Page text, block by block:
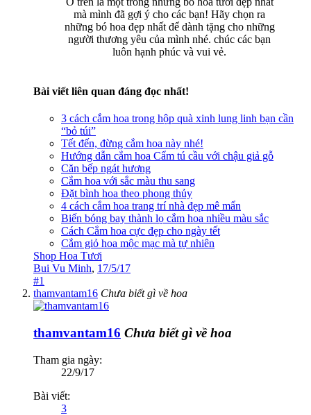
mà mình đã gợi ý cho các bạn! Hãy chọn ra
những bó hoa đẹp nhất để dành tặng cho những
người thương yêu của mình nhé. chúc các bạn
luôn hạnh phúc và vui vẻ.​
Bài viết liên quan đáng đọc nhất!
3 cách cắm hoa trong hộp quà xinh lung linh bạn cần
“bỏ túi”
Tết đến, đừng cắm hoa này nhé!
Hướng dẫn cắm hoa Cẩm tú cầu với chậu giả gỗ
Căn bếp ngát hương
Cắm hoa với sắc màu thu sang
Đặt bình hoa theo phong thủy
4 cách cắm hoa trang trí nhà đẹp mê mẩn
Biến bóng bay thành lọ cắm hoa nhiều màu sắc
Cách Cắm hoa cực đẹp cho ngày tết
Cắm giỏ hoa mộc mạc mà tự nhiên
Shop Hoa Tươi
Bui Vu Minh, 17/5/17
#1
thamvantam16 Chưa biết gì về hoa
thamvantam16 Chưa biết gì về hoa
Tham gia ngày:
22/9/17
Bài viết:
3